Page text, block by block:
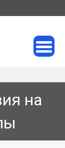
на